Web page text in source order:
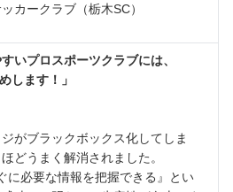
カークラブ（栃木SC）
いプロスポーツクラブには、
します！」
がブラックボックス化してしま
どうまく解消されました。
に必要な情報を把握できる』とい